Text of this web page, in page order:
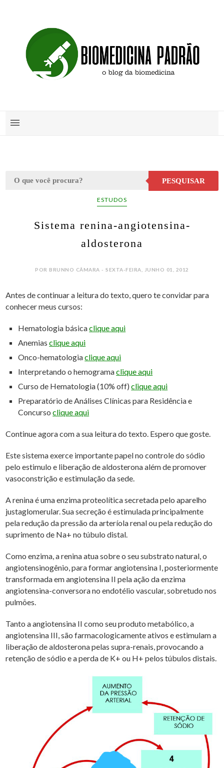
PESQUISAR
ESTUDOS
Sistema renina-angiotensina-
aldosterona
POR BRUNNO CÂMARA - SEXTA-FEIRA, JUNHO 01, 2012
Antes de continuar a leitura do texto, quero te convidar para
conhecer meus cursos:
Hematologia básicaclique aqui
Anemiasclique aqui
Onco-hematologiaclique aqui
Interpretando o hemogramaclique aqui
Curso de Hematologia (10% off)clique aqui
Preparatório de Análises Clínicas para Residência e
Concursoclique aqui
Continue agora com a sua leitura do texto. Espero que goste.
Este sistema exerce importante papel no controle do sódio
pelo estimulo e liberação de aldosterona além de promover
vasoconstrição e estimulação da sede.
A renina é uma enzima proteolítica secretada pelo aparelho
justaglomerular. Sua secreção é estimulada principalmente
pela redução da pressão da arteríola renal ou pela redução do
suprimento de Na+ no túbulo distal.
Como enzima, a renina atua sobre o seu substrato natural, o
angiotensinogênio, para formar angiotensina I, posteriormente
transformada em angiotensina II pela ação da enzima
angiotensina-conversora no endotélio vascular, sobretudo nos
pulmões.
Tanto a angiotensina II como seu produto metabólico, a
angiotensina III, são farmacologicamente ativos e estimulam a
liberação de aldosterona pelas supra-renais, provocando a
retenção de sódio e a perda de K+ ou H+ pelos túbulos distais.